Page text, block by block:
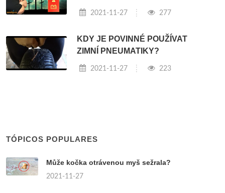
2021-11-27 277
KDY JE POVINNÉ POUŽÍVAT
ZIMNÍ PNEUMATIKY?
2021-11-27 223
TÓPICOS POPULARES
Může kočka otrávenou myš sežrala?
2021-11-27